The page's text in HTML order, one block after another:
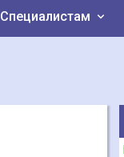
Специалистам